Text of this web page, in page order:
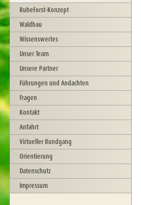
RuheForst-Konzept
Waldbau
Wissenswertes
Unser Team
Unsere Partner
Führungen und Andachten
Fragen
Kontakt
Anfahrt
Virtueller Rundgang
Orientierung
Datenschutz
Impressum